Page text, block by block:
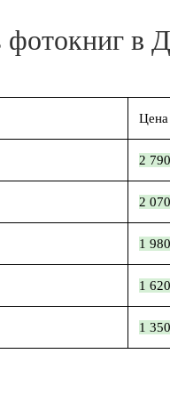
фотокниг в
Цена
2
2
1
1
1